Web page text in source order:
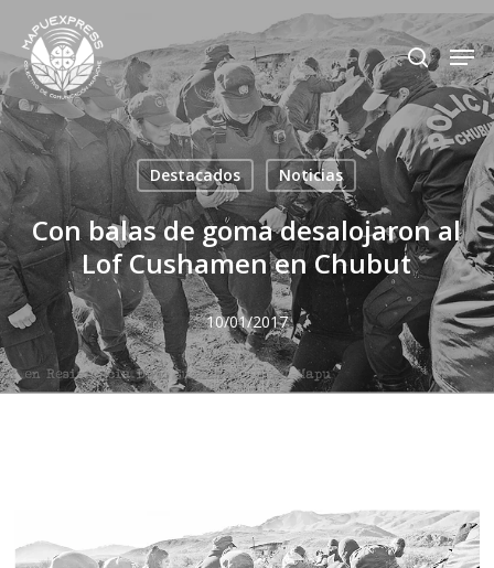
to
main
content
search
Destacados Noticias
Con balas de goma desalojaron al
Lof Cushamen en Chubut
10/01/2017
Close
Menu